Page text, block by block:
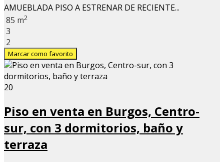
AMUEBLADA PISO A ESTRENAR DE RECIENTE...
85 m2
3
2
Marcar como favorito
20
Piso en venta en Burgos, Centro-
sur, con 3 dormitorios, baño y
terraza